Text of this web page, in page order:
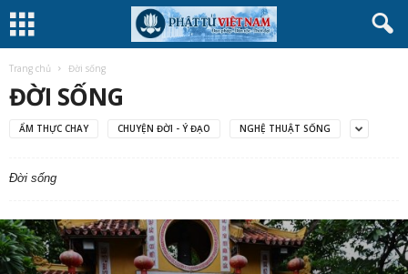
Trang chủ Đời sống
ĐỜI SỐNG
ẨM THỰC CHAY CHUYỆN ĐỜI - Ý ĐẠO NGHỆ THUẬT SỐNG
Đời sống